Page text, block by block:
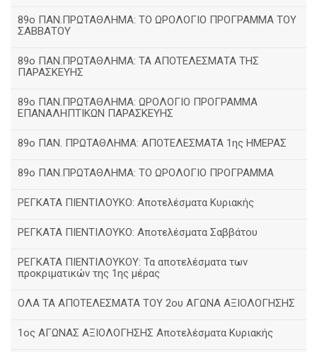
89ο ΠΑΝ.ΠΡΩΤΑΘΛΗΜΑ: ΤΟ ΩΡΟΛΟΓΙΟ ΠΡΟΓΡΑΜΜΑ ΤΟΥ
ΣΑΒΒΑΤΟΥ
89ο ΠΑΝ.ΠΡΩΤΑΘΛΗΜΑ: ΤΑ ΑΠΟΤΕΛΕΣΜΑΤΑ ΤΗΣ
ΠΑΡΑΣΚΕΥΗΣ
89ο ΠΑΝ.ΠΡΩΤΑΘΛΗΜΑ: ΩΡΟΛΟΓΙΟ ΠΡΟΓΡΑΜΜΑ
ΕΠΑΝΑΛΗΠΤΙΚΩΝ ΠΑΡΑΣΚΕΥΗΣ
89ο ΠΑΝ. ΠΡΩΤΑΘΛΗΜΑ: ΑΠΟΤΕΛΕΣΜΑΤΑ 1ης ΗΜΕΡΑΣ
89ο ΠΑΝ.ΠΡΩΤΑΘΛΗΜΑ: ΤΟ ΩΡΟΛΟΓΙΟ ΠΡΟΓΡΑΜΜΑ
ΡΕΓΚΑΤΑ ΠΙΕΝΤΙΛΟΥΚΟ: Αποτελέσματα Κυριακής
ΡΕΓΚΑΤΑ ΠΙΕΝΤΙΛΟΥΚΟ: Αποτελέσματα Σαββάτου
ΡΕΓΚΑΤΑ ΠΙΕΝΤΙΛΟΥΚΟΥ: Τα αποτελέσματα των
προκριματικών της 1ης μέρας
ΟΛΑ ΤΑ ΑΠΟΤΕΛΕΣΜΑΤΑ ΤΟΥ 2ου ΑΓΩΝΑ ΑΞΙΟΛΟΓΗΣΗΣ
1ος ΑΓΩΝΑΣ ΑΞΙΟΛΟΓΗΣΗΣ Αποτελέσματα Κυριακής